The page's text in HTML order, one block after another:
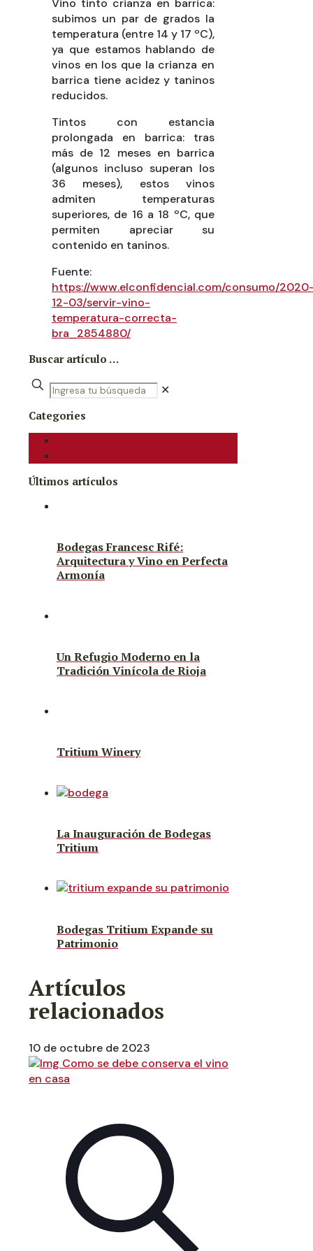
Vino tinto crianza en barrica:
subimos un par de grados la
temperatura (entre 14 y 17 ºC),
ya que estamos hablando de
vinos en los que la crianza en
barrica tiene acidez y taninos
reducidos.
Tintos con estancia
prolongada en barrica: tras
más de 12 meses en barrica
(algunos incluso superan los
36 meses), estos vinos
admiten temperaturas
superiores, de 16 a 18 ºC, que
permiten apreciar su
contenido en taninos.
Fuente:
https://www.elconfidencial.com/consumo/
12-03/servir-vino-
temperatura-correcta-
bra_2854880/
Buscar artículo …
✕
Categories
Últimos artículos
Bodegas Francesc Rifé:
Arquitectura y Vino en Perfecta
Armonía
Un Refugio Moderno en la
Tradición Vinícola de Rioja
Tritium Winery
La Inauguración de Bodegas
Tritium
Bodegas Tritium Expande su
Patrimonio
Artículos
relacionados
10 de octubre de 2023